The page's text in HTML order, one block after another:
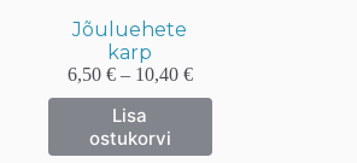
Jõuluehete
karp
6,50 € – 10,40 €Hinnavahemik:
6,50 €
Lisa
ostukorvi
Sellel
tootel
on